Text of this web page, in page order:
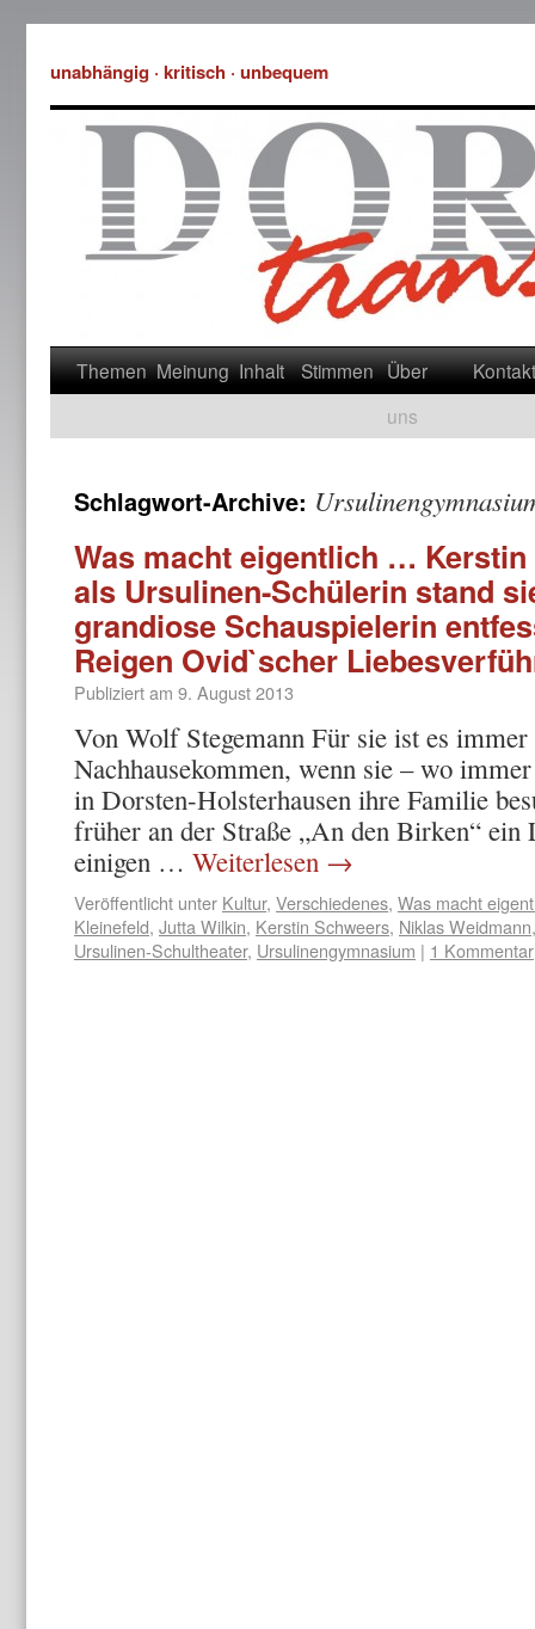
unabhängig · kritisch · unbequem
Themen Meinung Inhalt Stimmen Über
uns
Kontakt
Schlagwort-Archive:
Was macht eigentlich …
als Ursulinen-Schülerin stand
grandiose Schauspielerin
Reigen Ovid`scher
Publiziert am 9. August 2013
Von Wolf Stegemann Für sie ist es
Nachhausekommen, wenn sie – wo
in Dorsten-Holsterhausen ihre Familie
früher an der Straße „An den Birken“ ein
einigen … Weiterlesen →
Veröffentlicht unter Kultur, Verschiedenes, Was macht
Kleinefeld, Jutta Wilkin, Kerstin Schweers, Niklas Weidmann
Ursulinen-Schultheater, Ursulinengymnasium | 1 Kommentar